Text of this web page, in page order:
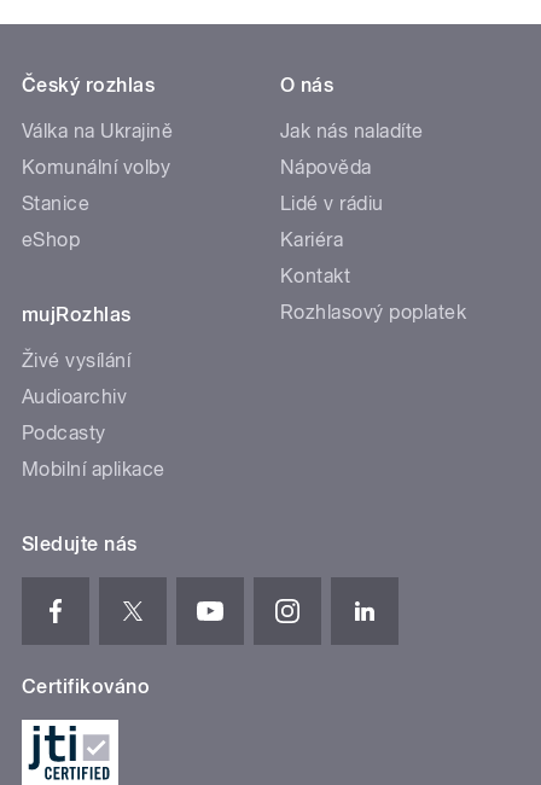
Český rozhlas
Válka na Ukrajině
Komunální volby
Stanice
eShop
mujRozhlas
Živé vysílání
Audioarchiv
Podcasty
Mobilní aplikace
O nás
Jak nás naladíte
Nápověda
Lidé v rádiu
Kariéra
Kontakt
Rozhlasový poplatek
Sledujte nás
Certifikováno